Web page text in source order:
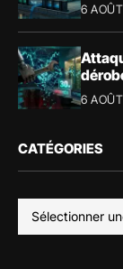
6
6
CATÉGORIES